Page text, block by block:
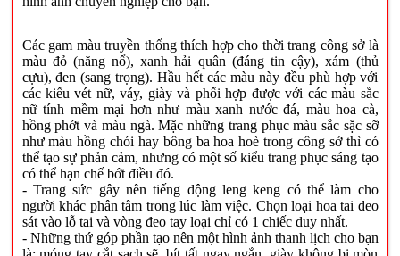
Các gam màu truyền thống thích hợp cho thời trang công sở là
màu đỏ (năng nổ), xanh hải quân (đáng tin cậy), xám (thủ
cựu), đen (sang trọng). Hầu hết các màu này đều phù hợp với
các kiểu vét nữ, váy, giày và phối hợp được với các màu sắc
nữ tính mềm mại hơn như màu xanh nước đá, màu hoa cà,
hồng phớt và màu ngà. Mặc những trang phục màu sắc sặc sỡ
như màu hồng chói hay bông ba hoa hoè trong công sở thì có
thể tạo sự phản cảm, nhưng có một số kiểu trang phục sáng tạo
có thể hạn chế bớt điều đó.
- Trang sức gây nên tiếng động leng keng có thể làm cho
người khác phân tâm trong lúc làm việc. Chọn loại hoa tai đeo
sát vào lỗ tai và vòng đeo tay loại chỉ có 1 chiếc duy nhất.
- Những thứ góp phần tạo nên một hình ảnh thanh lịch cho bạn